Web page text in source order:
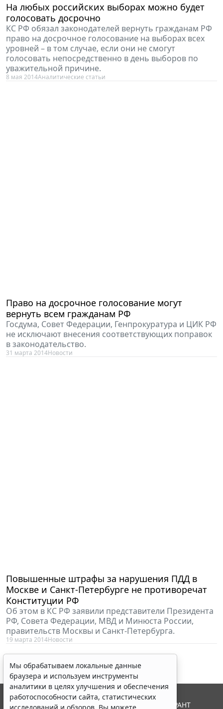
На любых российских выборах можно будет
голосовать досрочно
КС РФ обязал законодателей вернуть гражданам РФ
право на досрочное голосование на выборах всех
уровней – в том случае, если они не смогут
голосовать непосредственно в день выборов по
уважительной причине.
8 мая 2014Аналитические статьи
Право на досрочное голосование могут
вернуть всем гражданам РФ
Госдума, Совет Федерации, Генпрокуратура и ЦИК РФ
не исключают внесения соответствующих поправок
в законодательство.
31 марта 2014Новости
Повышенные штрафы за нарушения ПДД в
Москве и Санкт-Петербурге не противоречат
Конституции РФ
Об этом в КС РФ заявили представители Президента
РФ, Совета Федерации, МВД и Минюста России,
правительств Москвы и Санкт-Петербурга.
19 марта 2014Новости
Мы обрабатываем локальные данные
браузера и используем инструменты
аналитики в целях улучшения и обеспечения
работоспособности сайта, статистических
© ООО "НПП "ГАРАНТ-СЕРВИС", 2026. Система ГАРАНТ